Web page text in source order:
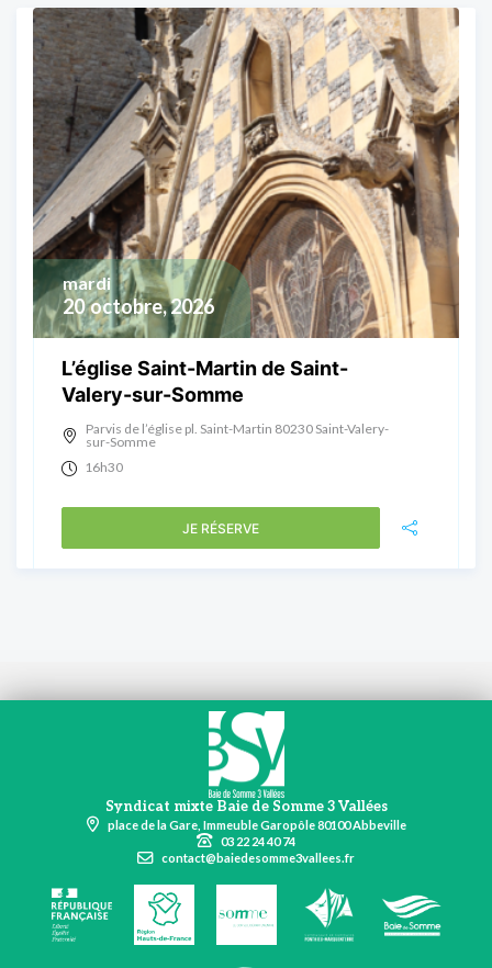
20 octobre, 2026
mardi
L’église Saint-Martin de Saint-
Valery-sur-Somme
Parvis de l’église pl. Saint-Martin 80230 Saint-Valery-
sur-Somme
16h30
JE RÉSERVE
Syndicat mixte Baie de Somme 3 Vallées
place de la Gare, Immeuble Garopôle 80100 Abbeville
03 22 24 40 74
contact@baiedesomme3vallees.fr